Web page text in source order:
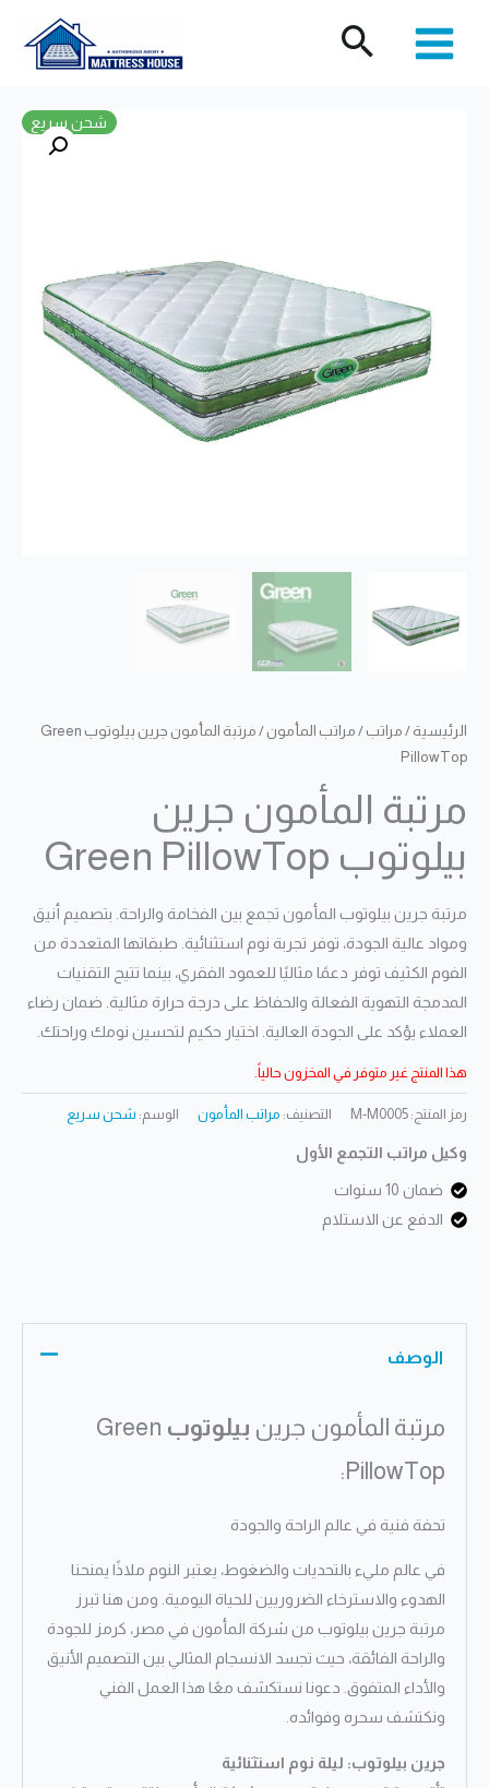
شحن سريع
الرئيسية / مراتب / مراتب المأمون
/ مرتبة المأمون جرين بيلوتوب Green
PillowTop
مرتبة المأمون جرين
بيلوتوب Green PillowTop
مرتبة جرين بيلوتوب المأمون تجمع بين الفخامة والراحة. بتصميم أنيق
ومواد عالية الجودة، توفر تجربة نوم استثنائية. طبقاتها المتعددة من
الفوم الكثيف توفر دعمًا مثاليًا للعمود الفقري، بينما تتيح التقنيات
المدمجة التهوية الفعالة والحفاظ على درجة حرارة مثالية. ضمان رضاء
العملاء يؤكد على الجودة العالية. اختيار حكيم لتحسين نومك وراحتك.
هذا المنتج غير متوفر في المخزون حالياً.
رمز المنتج: M-M0005 التصنيف: مراتب المأمون الوسم: شحن سريع
وكيل مراتب التجمع الأول
ضمان 10 سنوات
الدفع عن الاستلام
الوصف
مرتبة المأمون جرين بيلوتوب Green
PillowTop:
تحفة فنية في عالم الراحة والجودة
في عالم مليء بالتحديات والضغوط، يعتبر النوم ملاذًا يمنحنا
الهدوء والاسترخاء الضروريين للحياة اليومية. ومن هنا تبرز
مرتبة جرين بيلوتوب من شركة المأمون في مصر، كرمز للجودة
والراحة الفائقة، حيث تجسد الانسجام المثالي بين التصميم الأنيق
والأداء المتفوق. دعونا نستكشف معًا هذا العمل الفني
ونكتشف سحره وفوائده.
جرين بيلوتوب: ليلة نوم استثنائية